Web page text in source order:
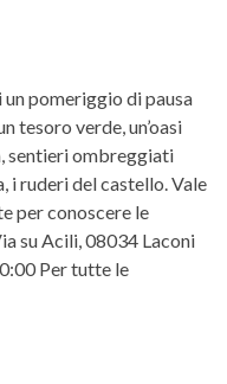
un pomeriggio di pausa
tesoro verde, un’oasi
sentieri ombreggiati
i ruderi del castello. Vale
per conoscere le
su Acili, 08034 Laconi
Per tutte le